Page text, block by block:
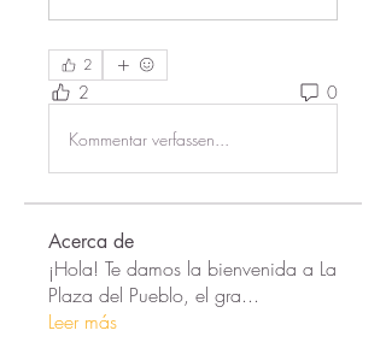
2
2 0
Kommentar verfassen...
Acerca de
¡Hola! Te damos la bienvenida a La
Plaza del Pueblo, el gra...
Leer más